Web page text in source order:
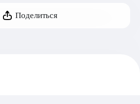
Поделиться